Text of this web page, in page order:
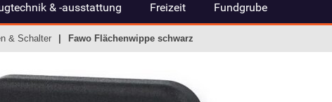
& -ausstattung Freizeit Fundgrube
& Schalter Fawo Flächenwippe schwarz